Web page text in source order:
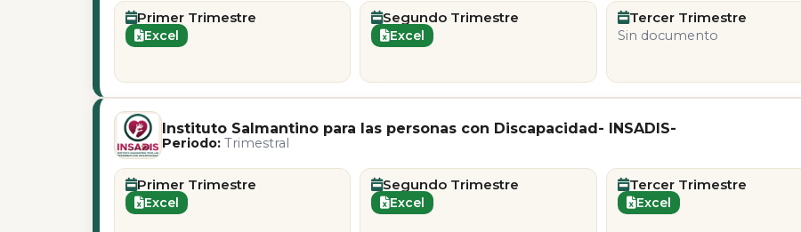
Primer Trimestre
Excel
Segundo Trimestre
Excel
Tercer Trimestre
Sin documento
Instituto Salmantino para las personas con Discapacidad- INSADIS-
Periodo: Trimestral
Primer Trimestre
Excel
Segundo Trimestre
Excel
Tercer Trimestre
Excel